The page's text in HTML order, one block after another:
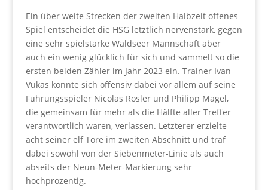
Ein über weite Strecken der zweiten Halbzeit offenes
Spiel entscheidet die HSG letztlich nervenstark, gegen
eine sehr spielstarke Waldseer Mannschaft aber
auch ein wenig glücklich für sich und sammelt so die
ersten beiden Zähler im Jahr 2023 ein. Trainer Ivan
Vukas konnte sich offensiv dabei vor allem auf seine
Führungsspieler Nicolas Rösler und Philipp Mägel,
die gemeinsam für mehr als die Hälfte aller Treffer
verantwortlich waren, verlassen. Letzterer erzielte
acht seiner elf Tore im zweiten Abschnitt und traf
dabei sowohl von der Siebenmeter-Linie als auch
abseits der Neun-Meter-Markierung sehr
hochprozentig.